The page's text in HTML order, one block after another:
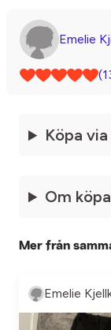
Emelie
Köpa
Om
Mer från
Emelie